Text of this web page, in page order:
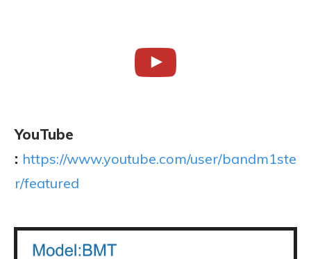
YouTube
: https://www.youtube.com/user/bandm1ste
r/featured